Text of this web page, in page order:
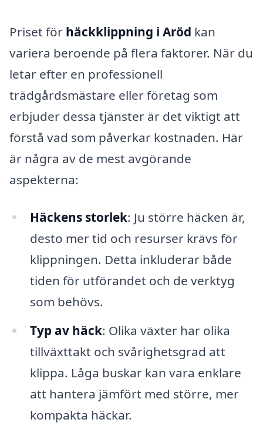
Priset för häckklippning i Aröd kan
variera beroende på flera faktorer. När du
letar efter en professionell
trädgårdsmästare eller företag som
erbjuder dessa tjänster är det viktigt att
förstå vad som påverkar kostnaden. Här
är några av de mest avgörande
aspekterna:
Häckens storlek: Ju större häcken är,
desto mer tid och resurser krävs för
klippningen. Detta inkluderar både
tiden för utförandet och de verktyg
som behövs.
Typ av häck: Olika växter har olika
tillväxttakt och svårighetsgrad att
klippa. Låga buskar kan vara enklare
att hantera jämfört med större, mer
kompakta häckar.